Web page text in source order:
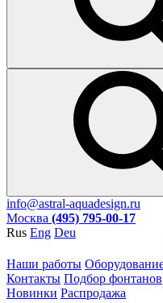
info@astral-aquadesign.ru
Москва (495) 795-00-17
Rus Eng Deu
Наши работы
Контакты Подбор фонтанов
Новинки Распродажа